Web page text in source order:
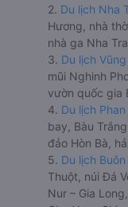
2. Du lịch Nha
Hương, nhà
nhà ga Nha
3. Du lịch
mũi Nghinh
vườn quốc gia
4. Du lịch
bay, Bàu
đảo Hòn Bà,
5. Du lịch
Thuột, núi Đá
Nur – Gia